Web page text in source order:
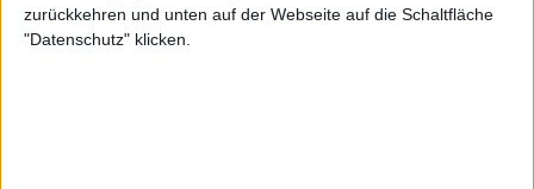
zurückkehren und unten auf der Webseite auf die Schaltfläche
"Datenschutz" klicken.